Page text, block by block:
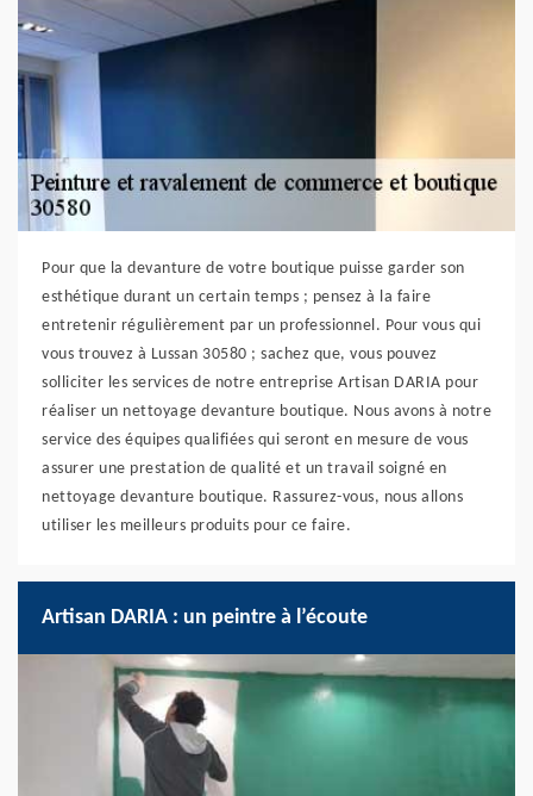
Pour que la devanture de votre boutique puisse garder son
esthétique durant un certain temps ; pensez à la faire
entretenir régulièrement par un professionnel. Pour vous qui
vous trouvez à Lussan 30580 ; sachez que, vous pouvez
solliciter les services de notre entreprise Artisan DARIA pour
réaliser un nettoyage devanture boutique. Nous avons à notre
service des équipes qualifiées qui seront en mesure de vous
assurer une prestation de qualité et un travail soigné en
nettoyage devanture boutique. Rassurez-vous, nous allons
utiliser les meilleurs produits pour ce faire.
Artisan DARIA : un peintre à l’écoute